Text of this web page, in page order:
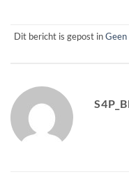
Dit bericht is gepost in